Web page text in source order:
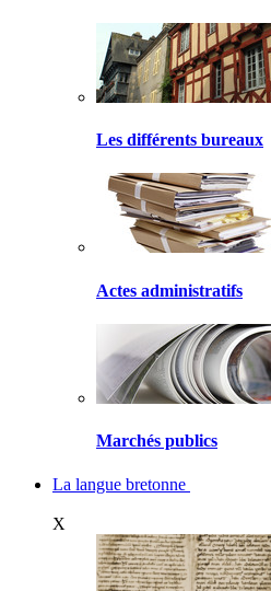
Les différents bureaux
Actes administratifs
Marchés publics
La langue bretonne
X